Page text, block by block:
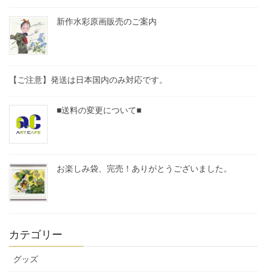
新作水彩原画販売のご案内
【ご注意】発送は日本国内のみ対応です。
■送料の変更について■
お楽しみ袋、完売！ありがとうございました。
カテゴリー
グッズ